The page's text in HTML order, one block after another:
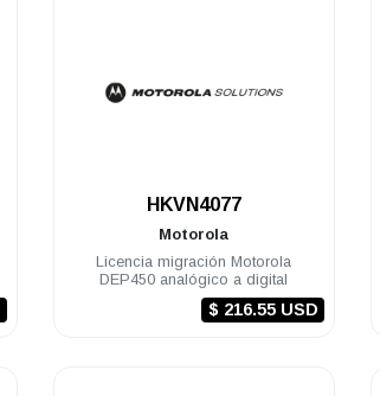
HKVN4077
Motorola
Licencia migración Motorola
DEP450 analógico a digital
$ 216.55 USD